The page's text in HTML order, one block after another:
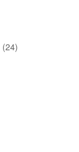
(24)